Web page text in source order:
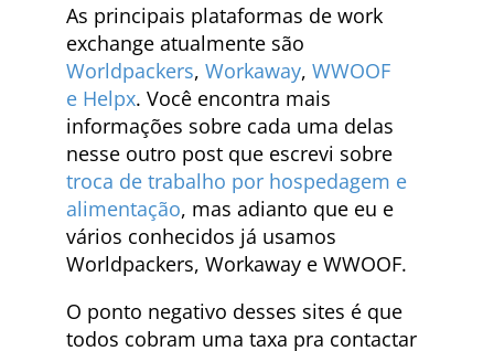
As principais plataformas de work
exchange atualmente são
Worldpackers, Workaway, WWOOF
e Helpx. Você encontra mais
informações sobre cada uma delas
nesse outro post que escrevi sobre
troca de trabalho por hospedagem e
alimentação, mas adianto que eu e
vários conhecidos já usamos
Worldpackers, Workaway e WWOOF.
O ponto negativo desses sites é que
todos cobram uma taxa pra contactar